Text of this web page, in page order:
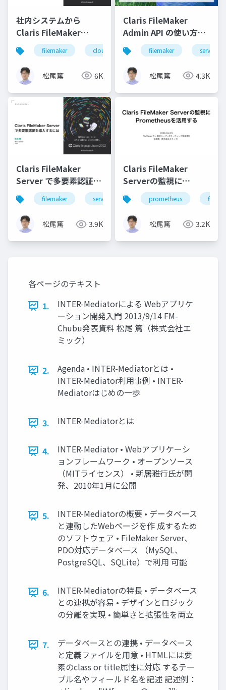
社内システムから
Claris FileMaker
Cloud に接続する際に
知っておきたいポイン
ト
filemaker cloud
松尾篤 6K
Claris FileMaker
Admin API の使い方と
最新情報filemaker server
松尾篤 4.3K
Claris FileMaker
Server で多要素認証を
導入するには
filemaker server security mfa
松尾篤 3.9K
Claris FileMaker
Serverの監視に
Prometheusを活用す
る
prometheus
松尾篤 3.2K
各ページのテキスト
1.
INTER-Mediatorによる Webアプリケ
ーション開発入門 2013/9/14 FM-
Chubu発表資料 松尾 篤（株式会社エ
ミック）
2.
Agenda • INTER-Mediatorとは •
INTER-Mediator利用事例 • INTER-
Mediatorはじめの一歩
3. INTER-Mediatorとは
4.
INTER-Mediator • Webアプリケーシ
ョンフレームワーク • オープンソース
（MITライセンス） • 新居雅行氏が開
発、2010年1月に公開
5.
INTER-Mediatorの概要 • データベース
と連動したWebページを作 成するため
のソフトウェア • FileMaker Server、
PDO対応データベース （MySQL、
PostgreSQL、SQLite）で利用 可能
6.
INTER-Mediatorの特長 • データベース
との連携が容易 • デザインとロジック
の分離を実現 • 簡単さと拡張性を両立
7.
データベースとの連携 • データベース
と定義ファイルを用意 • HTMLには要
素のclass or title属性に対応 するテー
ブル名やフィールド名を記述 記述例：